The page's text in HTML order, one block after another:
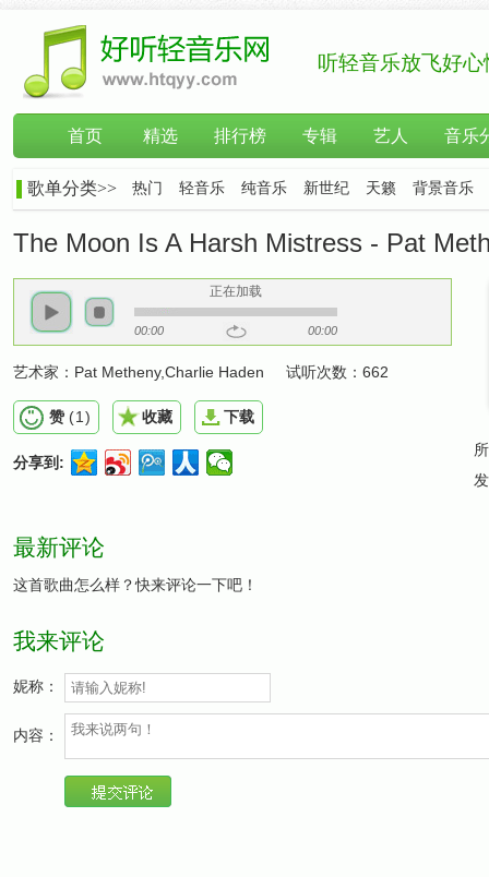
听轻音乐放飞好心
首页 精选 排行榜 专辑 艺人 音乐
歌单分类>> 热门 轻音乐 纯音乐 新世纪 天籁 背景音乐
The Moon Is A Harsh Mistress - Pat
正在加载
00:00 00:00
艺术家： Pat Metheny,Charlie Haden 试听次数： 662
赞 (1 ) 收藏 下载
分享到:
最新评论
这首歌曲怎么样？快来评论一下吧！
我来评论
妮称：
内容：